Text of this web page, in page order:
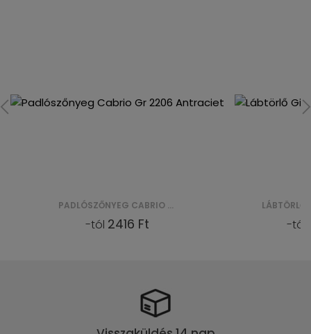
PADLÓSZŐNYEG CABRIO GR 2206 ANTRACIET
-tól 2416 Ft -tól